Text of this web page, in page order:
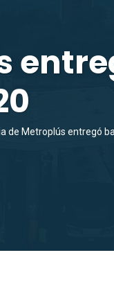
de Metroplús entregó